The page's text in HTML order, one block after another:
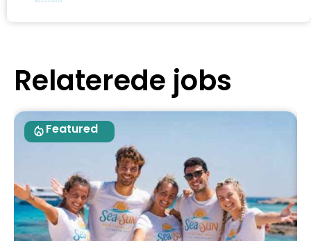
Relaterede jobs
Featured